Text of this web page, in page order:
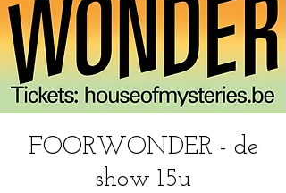
FOORWONDER - de
show 15u